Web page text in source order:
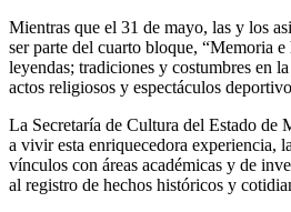
Mientras que el 31 de mayo, las y los
ser parte del cuarto bloque, “Memoria
leyendas; tradiciones y costumbres en
actos religiosos y espectáculos
La Secretaría de Cultura del Estado de
a vivir esta enriquecedora experiencia,
vínculos con áreas académicas y de
al registro de hechos históricos y